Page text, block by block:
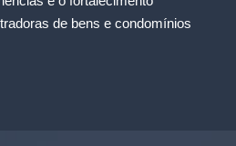
de bens e condomínios